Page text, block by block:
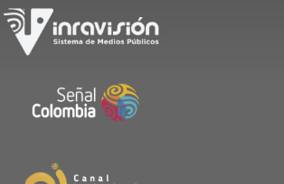
frutos de la condición de
a una reacomodación no
las diferencias con Nicaragua
eran años en los que
Isla. El talante de su gobierno,